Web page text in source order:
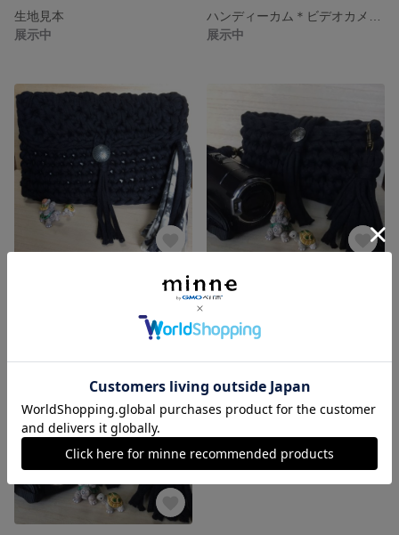
生地見本
展示中
展示中
クラッチバック＊ハリネズミ＊ポッケつき
展示中